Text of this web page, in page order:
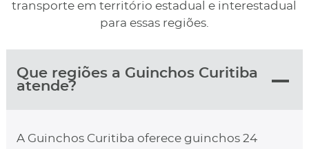
transporte em território estadual e interestadual
para essas regiões.
Que regiões a Guinchos Curitiba
atende?
A Guinchos Curitiba oferece guinchos 24